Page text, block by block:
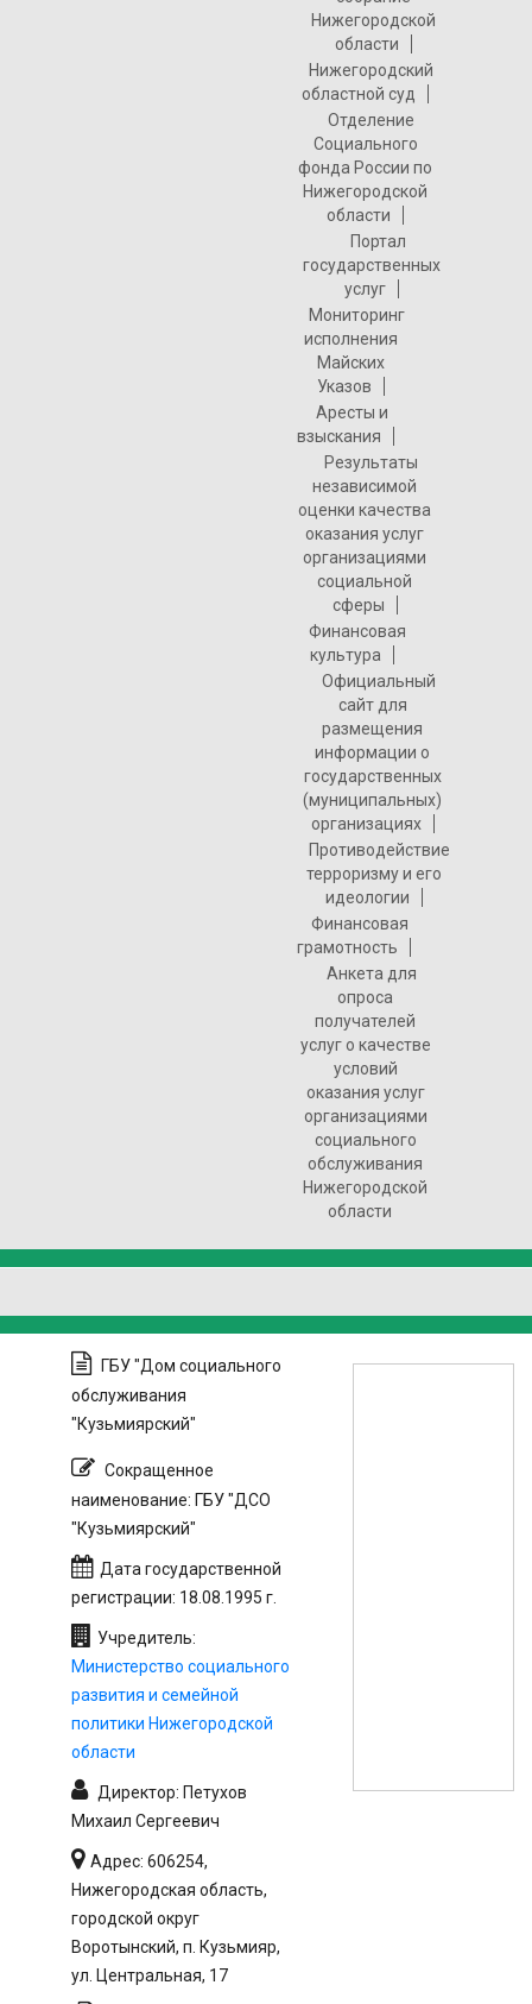
Нижегородской
области
Нижегородский
областной суд
Отделение
Социального
фонда России по
Нижегородской
области
Портал
государственных
услуг
Мониторинг
исполнения
Майских
Указов
Аресты и
взыскания
Результаты
независимой
оценки качества
оказания услуг
организациями
социальной
сферы
Финансовая
культура
Официальный
сайт для
размещения
информации о
государственных
(муниципальных)
организациях
Противодействие
терроризму и его
идеологии
Финансовая
грамотность
Анкета для
опроса
получателей
услуг о качестве
условий
оказания услуг
организациями
социального
обслуживания
Нижегородской
области
ГБУ "Дом социального
обслуживания
"Кузьмиярский"
Сокращенное
наименование: ГБУ "ДСО
"Кузьмиярский"
Дата государственной
регистрации: 18.08.1995 г.
Учредитель:
Министерство социального
развития и семейной
политики Нижегородской
области
Директор: Петухов
Михаил Сергеевич
Адрес: 606254,
Нижегородская область,
городской округ
Воротынский, п. Кузьмияр,
ул. Центральная, 17